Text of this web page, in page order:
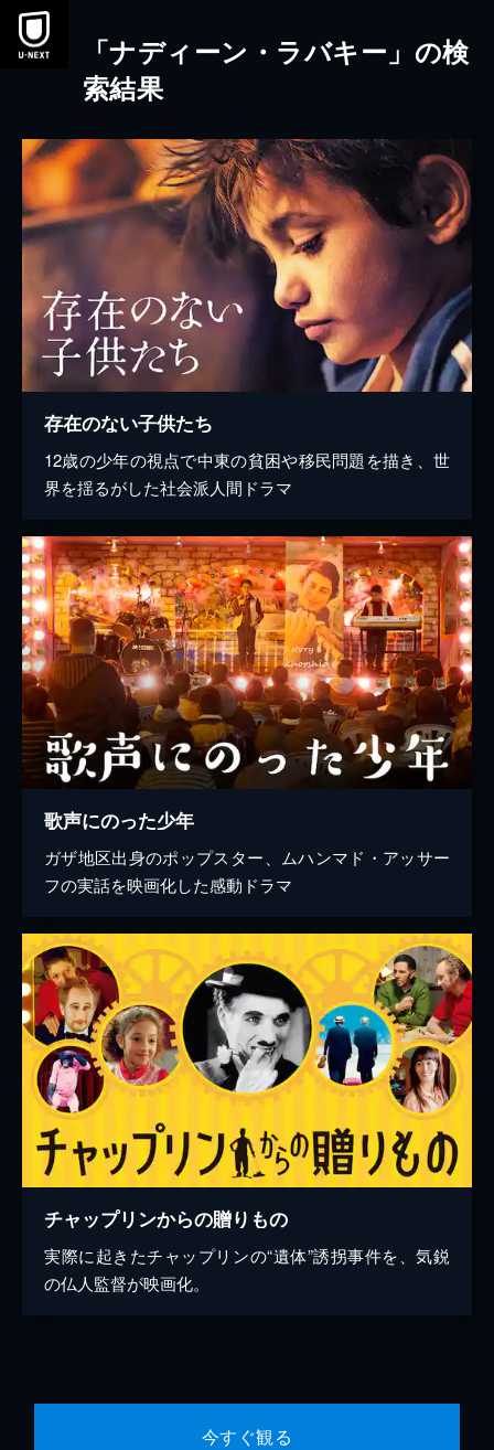
本文へスキップ
「ナディーン・ラバキー」の検
索結果
存在のない子供たち
12歳の少年の視点で中東の貧困や移民問題を描き、世
界を揺るがした社会派人間ドラマ
歌声にのった少年
ガザ地区出身のポップスター、ムハンマド・アッサー
フの実話を映画化した感動ドラマ
チャップリンからの贈りもの
実際に起きたチャップリンの“遺体”誘拐事件を、気鋭
の仏人監督が映画化。
今すぐ観る